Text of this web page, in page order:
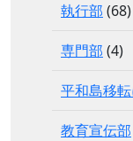
執行部 (68)
専門部 (4)
平和島移
教育宣伝部